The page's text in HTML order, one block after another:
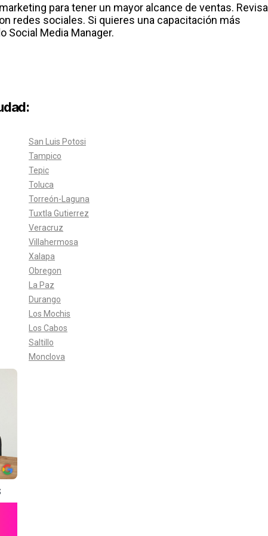
para tener un mayor alcance de ventas. Revisa
redes sociales. Si quieres una capacitación más
Social Media Manager.
San Luis Potosi
Tampico
Tepic
Toluca
Torreón-Laguna
Tuxtla Gutierrez
Veracruz
Villahermosa
Xalapa
Obregon
La Paz
Durango
Los Mochis
Los Cabos
Saltillo
Monclova